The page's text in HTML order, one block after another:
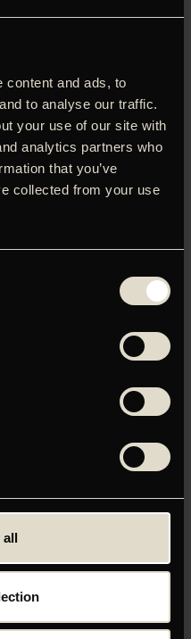
content and ads, to
to analyse our traffic.
your use of our site with
analytics partners who
that you’ve
collected from your use
all
monotonien. De tilkaldte
at gå efter – til trods for
inde med brikker til
som trækker tråde til
en djævelsk raffineret og
Moll har drejet – af
et lystigt blend af
tage sig ud, hvis det var
Med andre ord: Vi
for at kunne se denne